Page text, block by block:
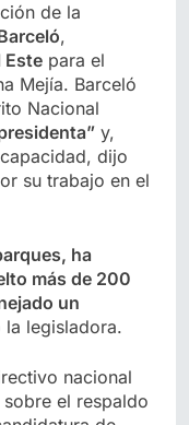
de la
,
Este para el
Mejía. Barceló
Nacional
y,
dijo
su trabajo en el
ha
más de 200
un
la legisladora.
nacional
el respaldo